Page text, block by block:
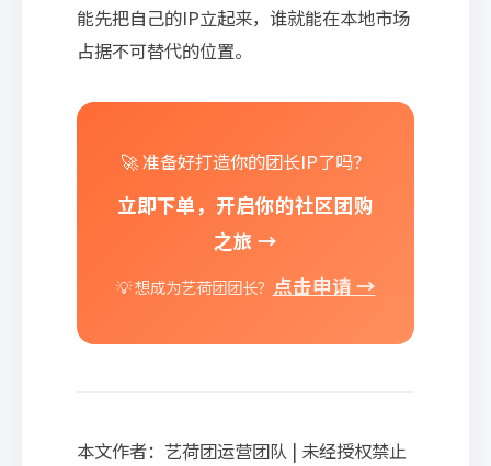
能先把自己的IP立起来，谁就能在本地市场
占据不可替代的位置。
🚀 准备好打造你的团长IP了吗？
立即下单，开启你的社区团购
之旅 →
💡 想成为艺荷团团长？ 点击申请 →
本文作者：艺荷团运营团队 | 未经授权禁止